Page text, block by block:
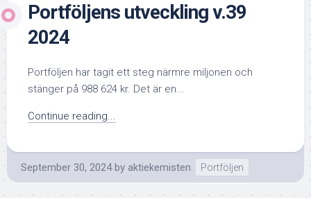
Portföljens utveckling v.39
2024
Portföljen har tagit ett steg närmre miljonen och
stänger på 988 624 kr. Det är en...
Continue reading...
September 30, 2024 by aktiekemisten Portföljen